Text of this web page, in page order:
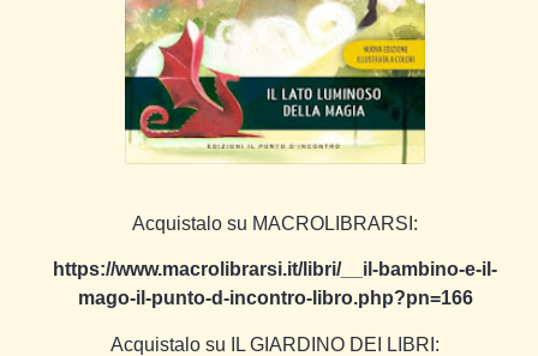
Acquistalo su MACROLIBRARSI:
https://www.macrolibrarsi.it/libri/__il-bambino-e-il-
mago-il-punto-d-incontro-libro.php?pn=166
Acquistalo su IL GIARDINO DEI LIBRI: